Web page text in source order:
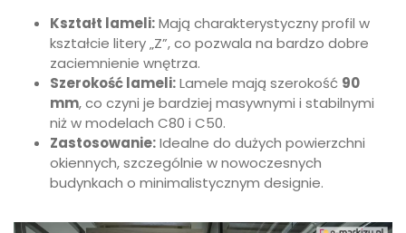
Kształt lameli:Mają charakterystyczny profil w
kształcie litery „Z”, co pozwala na bardzo dobre
zaciemnienie wnętrza.
Szerokość lameli:Lamele mają szerokość 90
mm, co czyni je bardziej masywnymi i stabilnymi
niż w modelach C80 i C50.
Zastosowanie:Idealne do dużych powierzchni
okiennych, szczególnie w nowoczesnych
budynkach o minimalistycznym designie.